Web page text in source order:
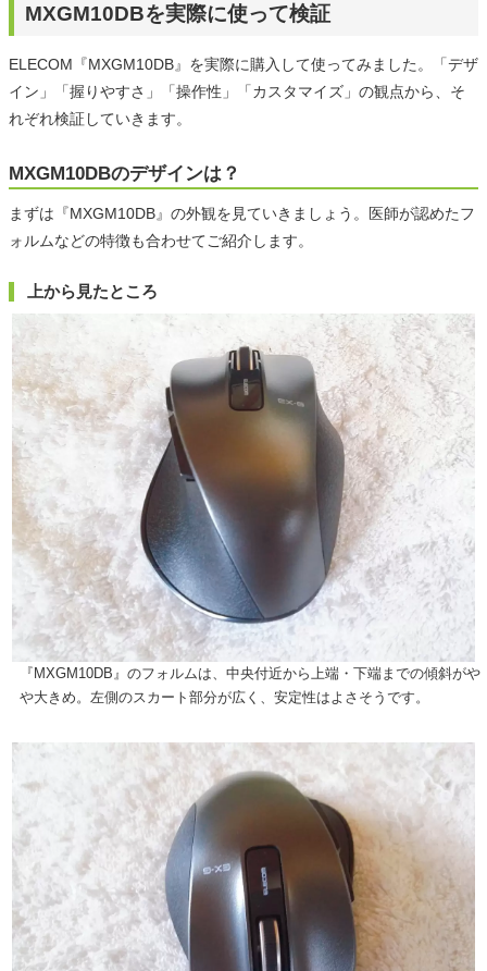
MXGM10DBを実際に使って検証
ELECOM『MXGM10DB』を実際に購入して使ってみました。「デザ
イン」「握りやすさ」「操作性」「カスタマイズ」の観点から、そ
れぞれ検証していきます。
MXGM10DBのデザインは？
まずは『MXGM10DB』の外観を見ていきましょう。医師が認めたフ
ォルムなどの特徴も合わせてご紹介します。
上から見たところ
『MXGM10DB』のフォルムは、中央付近から上端・下端までの傾斜がや
や大きめ。左側のスカート部分が広く、安定性はよさそうです。